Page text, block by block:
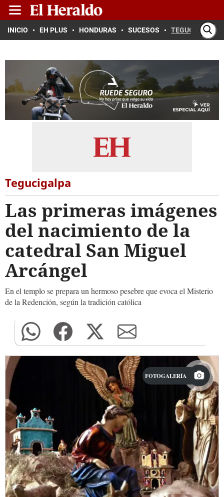
INICIO EH PLUS HONDURAS SUCESOS TEGUCIGALPA
Tegucigalpa
Las primeras imágenes
del nacimiento de la
catedral San Miguel
Arcángel
En el templo se prepara un hermoso pesebre que evoca el Misterio
de la Redención, según la tradición católica
FOTOGALERÍA